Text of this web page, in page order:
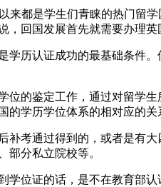
来都是学生们青睐的热门
回国发展首先就需要办理
学历认证成功的最基础条件
位的鉴定工作，通过对留学
学历学位体系的相对应的
补考通过得到的，或者是有
部分私立院校等。
学位证的话，是不在教育部